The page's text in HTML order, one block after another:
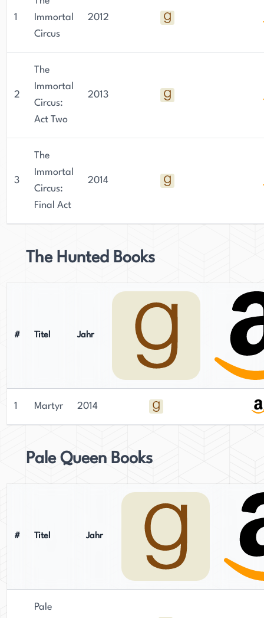
einen Master in Kreativem Schreiben von der
Universität Glasgow.
1
Immortal
Circus
2012
2
The
Immortal
Circus:
Act Two
2013
3
The
Immortal
Circus:
Final Act
2014
The Hunted Books
# Titel Jahr
1 Martyr 2014
Pale Queen Books
# Titel Jahr
Pale